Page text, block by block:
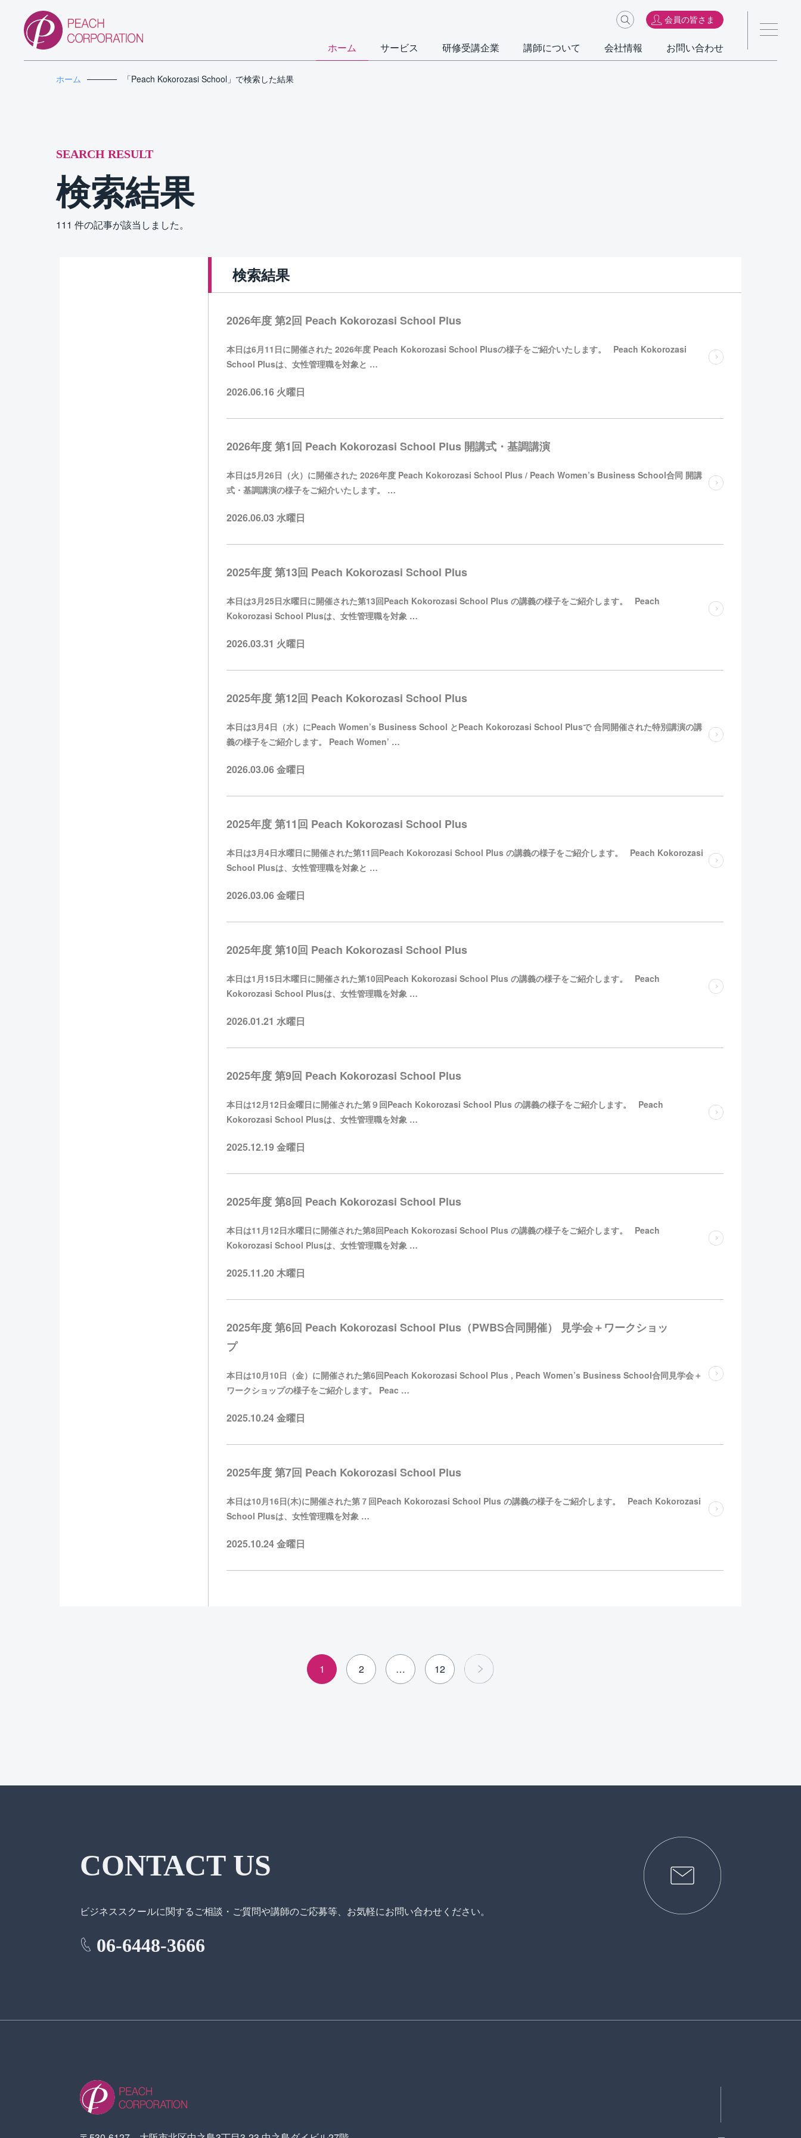
会員の皆さま
ホーム サービス 研修受講企業 講師について 会社情報 お問い合わせ
ホーム 「Peach Kokorozasi School」で検索した結果
SEARCH RESULT
検索結果
111 件の記事が該当しました。
検索結果
2026年度 第2回 Peach Kokorozasi School Plus
本日は6月11日に開催された 2026年度 Peach Kokorozasi School Plusの様子をご紹介いたします。 Peach Kokorozasi
School Plusは、女性管理職を対象と …
2026.06.16 火曜日
2026年度 第1回 Peach Kokorozasi School Plus 開講式・基調講演
本日は5月26日（火）に開催された 2026年度 Peach Kokorozasi School Plus / Peach Women’s Business School合同 開講
式・基調講演の様子をご紹介いたします。 …
2026.06.03 水曜日
2025年度 第13回 Peach Kokorozasi School Plus
本日は3月25日水曜日に開催された第13回Peach Kokorozasi School Plus の講義の様子をご紹介します。 Peach
Kokorozasi School Plusは、女性管理職を対象 …
2026.03.31 火曜日
2025年度 第12回 Peach Kokorozasi School Plus
本日は3月4日（水）にPeach Women’s Business School とPeach Kokorozasi School Plusで 合同開催された特別講演の講
義の様子をご紹介します。 Peach Women’ …
2026.03.06 金曜日
2025年度 第11回 Peach Kokorozasi School Plus
本日は3月4日水曜日に開催された第11回Peach Kokorozasi School Plus の講義の様子をご紹介します。 Peach Kokorozasi
School Plusは、女性管理職を対象と …
2026.03.06 金曜日
2025年度 第10回 Peach Kokorozasi School Plus
本日は1月15日木曜日に開催された第10回Peach Kokorozasi School Plus の講義の様子をご紹介します。 Peach
Kokorozasi School Plusは、女性管理職を対象 …
2026.01.21 水曜日
2025年度 第9回 Peach Kokorozasi School Plus
本日は12月12日金曜日に開催された第９回Peach Kokorozasi School Plus の講義の様子をご紹介します。 Peach
Kokorozasi School Plusは、女性管理職を対象 …
2025.12.19 金曜日
2025年度 第8回 Peach Kokorozasi School Plus
本日は11月12日水曜日に開催された第8回Peach Kokorozasi School Plus の講義の様子をご紹介します。 Peach
Kokorozasi School Plusは、女性管理職を対象 …
2025.11.20 木曜日
2025年度 第6回 Peach Kokorozasi School Plus（PWBS合同開催） 見学会＋ワークショッ
プ
本日は10月10日（金）に開催された第6回Peach Kokorozasi School Plus , Peach Women’s Business School合同見学会＋
ワークショップの様子をご紹介します。 Peac …
2025.10.24 金曜日
2025年度 第7回 Peach Kokorozasi School Plus
本日は10月16日(木)に開催された第７回Peach Kokorozasi School Plus の講義の様子をご紹介します。 Peach Kokorozasi
School Plusは、女性管理職を対象 …
2025.10.24 金曜日
1 2 … 12
CONTACT US
ビジネススクールに関するご相談・ご質問や講師のご応募等、 お気軽にお問い合わせください。
06-6448-3666